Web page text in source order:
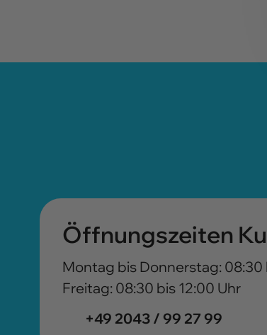
Öffnungszeiten
Montag bis Donnerstag: 08:30
Freitag: 08:30 bis 12:00 Uhr
+49 2043 / 99 27 99